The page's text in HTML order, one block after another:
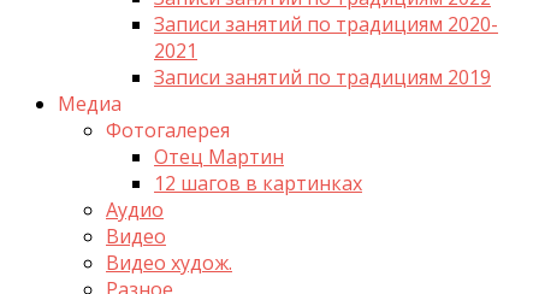
Записи занятий по традициям 2020-
2021
Записи занятий по традициям 2019
Медиа
Фотогалерея
Отец Мартин
12 шагов в картинках
Аудио
Видео
Видео худож.